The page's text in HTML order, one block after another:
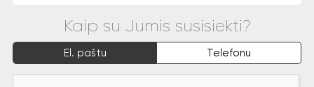
Kaip su Jumis susisiekti?
El. paštu Telefonu